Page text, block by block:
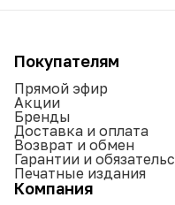
Покупателям
Прямой эфир
Акции
Бренды
Доставка и оплата
Возврат и обмен
Гарантии и
Печатные издания
Компания